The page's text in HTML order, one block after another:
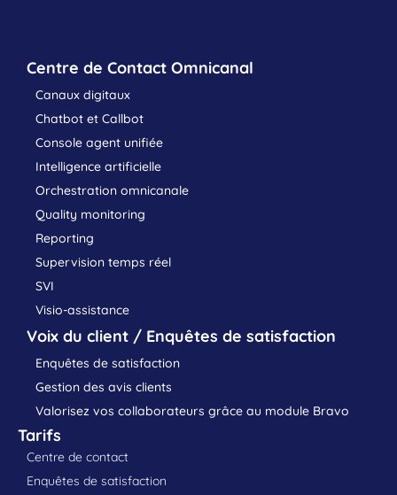
Centre de Contact Omnicanal
Canaux digitaux
Chatbot et Callbot
Console agent unifiée
Intelligence artificielle
Orchestration omnicanale
Quality monitoring
Reporting
Supervision temps réel
SVI
Visio-assistance
Voix du client / Enquêtes de satisfaction
Enquêtes de satisfaction
Gestion des avis clients
Valorisez vos collaborateurs grâce au module Bravo
Tarifs
Centre de contact
Enquêtes de satisfaction